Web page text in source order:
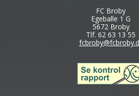
FC Broby
Egeballe 1 G
5672 Broby
Tlf. 62 63 13 55